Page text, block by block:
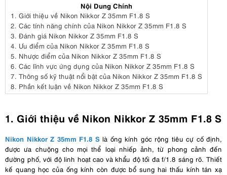
Nội Dung Chính
1. Giới thiệu về Nikon Nikkor Z 35mm F1.8 S
2. Các tính năng chính của Nikon Nikkor Z 35mm F1.8 S
3. Đánh giá Nikon Nikkor Z 35mm F1.8 S
4. Ưu điểm của Nikon Nikkor Z 35mm F1.8 S
5. Nhược điểm của Nikon Nikkor Z 35mm F1.8 S
6. Các lĩnh vực ứng dụng của Nikon Nikkor Z 35mm F1.8 S
7. Thông số kỹ thuật nổi bật của Nikon Nikkor Z 35mm F1.8 S
8. Phần kết luận về Nikon Nikkor Z 35mm F1.8 S
1. Giới thiệu về Nikon Nikkor Z 35mm F1.8 S
Nikon Nikkor Z 35mm F1.8 Slà ống kính góc rộng tiêu cự cố định,
được ưa chuộng cho mọi thể loại nhiếp ảnh, từ phong cảnh đến
đường phố, với độ linh hoạt cao và khẩu độ tối đa f/1.8 sáng rõ. Thiết
kế quang học của ống kính còn được bổ sung hai thấu kính tán xạ